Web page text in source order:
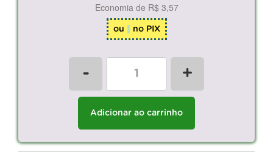
Economia de R$ 3,57
ou no PIX
- +
Adicionar ao carrinho